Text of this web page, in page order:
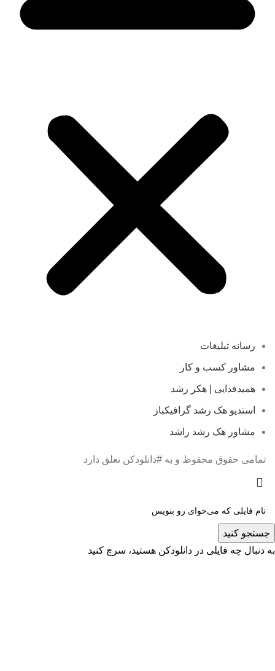
رسانه تبلیغات
مشاور کسب و کار
همیدفدایی | هکر رشد
استدیو هک رشد گرافیکباز
مشاور هک رشد راشد
تمامی حقوق محفوظ و به #دانلودکن تعلق دارد
جستجو کنید
به دنبال چه فایلی در دانلودکن هستید، سرچ کنید